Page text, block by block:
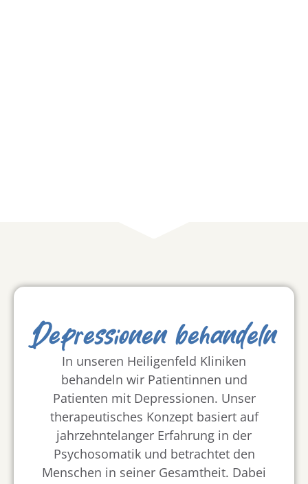
Depressionen behandeln
In unseren Heiligenfeld Kliniken
behandeln wir Patientinnen und
Patienten mit Depressionen. Unser
therapeutisches Konzept basiert auf
jahrzehntelanger Erfahrung in der
Psychosomatik und betrachtet den
Menschen in seiner Gesamtheit. Dabei